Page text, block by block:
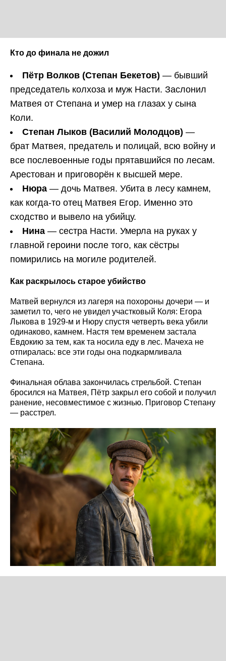
Кто до финала не дожил
Пётр Волков (Степан Бекетов) — бывший
председатель колхоза и муж Насти. Заслонил
Матвея от Степана и умер на глазах у сына
Коли.
Степан Лыков (Василий Молодцов) —
брат Матвея, предатель и полицай, всю войну и
все послевоенные годы прятавшийся по лесам.
Арестован и приговорён к высшей мере.
Нюра — дочь Матвея. Убита в лесу камнем,
как когда-то отец Матвея Егор. Именно это
сходство и вывело на убийцу.
Нина — сестра Насти. Умерла на руках у
главной героини после того, как сёстры
помирились на могиле родителей.
Как раскрылось старое убийство
Матвей вернулся из лагеря на похороны дочери — и
заметил то, чего не увидел участковый Коля: Егора
Лыкова в 1929-м и Нюру спустя четверть века убили
одинаково, камнем. Настя тем временем застала
Евдокию за тем, как та носила еду в лес. Мачеха не
отпиралась: все эти годы она подкармливала
Степана.
Финальная облава закончилась стрельбой. Степан
бросился на Матвея, Пётр закрыл его собой и получил
ранение, несовместимое с жизнью. Приговор Степану
— расстрел.